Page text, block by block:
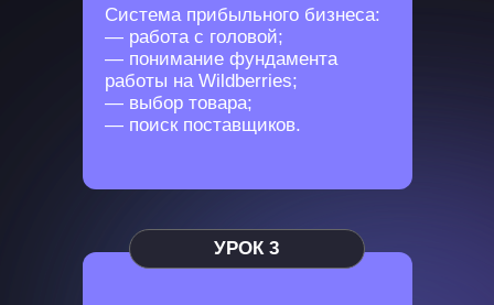
Система прибыльного бизнеса:
— работа с головой;
— понимание фундамента
работы на Wildberries;
— выбор товара;
— поиск поставщиков.
УРОК 3